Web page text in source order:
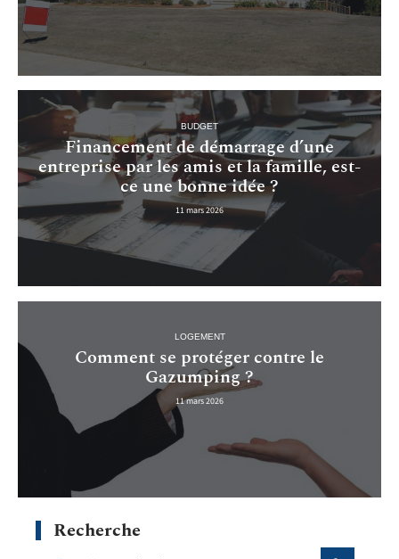
BUDGET
Financement de démarrage d’une
entreprise par les amis et la famille, est-
ce une bonne idée ?
11 mars 2026
LOGEMENT
Comment se protéger contre le
Gazumping ?
11 mars 2026
Recherche